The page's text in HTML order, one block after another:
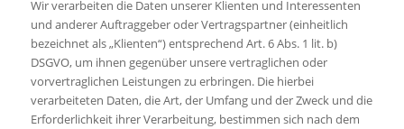
Wir verarbeiten die Daten unserer Klienten und Interessenten
und anderer Auftraggeber oder Vertragspartner (einheitlich
bezeichnet als „Klienten“) entsprechend Art. 6 Abs. 1 lit. b)
DSGVO, um ihnen gegenüber unsere vertraglichen oder
vorvertraglichen Leistungen zu erbringen. Die hierbei
verarbeiteten Daten, die Art, der Umfang und der Zweck und die
Erforderlichkeit ihrer Verarbeitung, bestimmen sich nach dem